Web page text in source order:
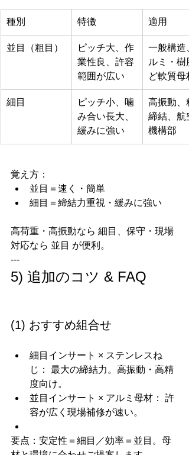
種別 特徴 適用
並目（粗目）
ピッチ大、作
業性良、許容
範囲が広い
一般構造
ルミ・樹
ど軟質母
細目
ピッチ小、噛
み合い長大、
緩みに強い
高振動、
締結、航
機構部
覚え方：
並目＝速く・簡単
細目＝締結力重視・緩みに強い
高荷重・高振動なら 細目、保守・現場
対応なら 並目 が便利。
---
5) 追加のコツ & FAQ
(1) おすすめ組合せ
細目インサート × ステンレスね
じ： 最大の締結力。高振動・高精
度向け。
並目インサート × アルミ母材： 許
容が広く現場補修が速い。
要点：安定性＝細目／効率＝並目。母